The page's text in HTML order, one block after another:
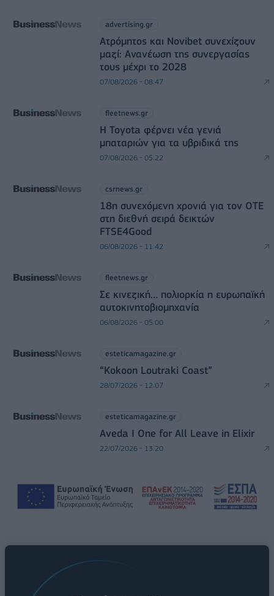
advertising.gr
Ατρόμητος και Novibet συνεχίζουν
μαζί: Ανανέωση της συνεργασίας
τους μέχρι το 2028
07/08/2026 - 08:47
fleetnews.gr
Η Toyota φέρνει νέα γενιά
μπαταριών για τα υβριδικά της
07/08/2026 - 05:22
csrnews.gr
18η συνεχόμενη χρονιά για τον ΟΤΕ
στη διεθνή σειρά δεικτών
FTSE4Good
06/08/2026 - 11:42
fleetnews.gr
Σε κινεζική… πολιορκία η ευρωπαϊκή
αυτοκινητοβιομηχανία
06/08/2026 - 05:00
esteticamagazine.gr
“Kokoon Loutraki Coast”
28/07/2026 - 12:07
esteticamagazine.gr
Aveda I One for All Leave in Elixir
22/07/2026 - 13:20